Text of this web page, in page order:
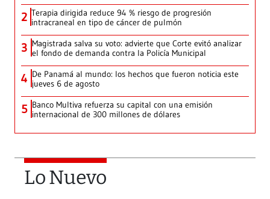
2 Terapia dirigida reduce 94 % riesgo de progresión
intracraneal en tipo de cáncer de pulmón
3 Magistrada salva su voto: advierte que Corte evitó analizar
el fondo de demanda contra la Policía Municipal
4 De Panamá al mundo: los hechos que fueron noticia este
jueves 6 de agosto
5 Banco Multiva refuerza su capital con una emisión
internacional de 300 millones de dólares
Lo Nuevo